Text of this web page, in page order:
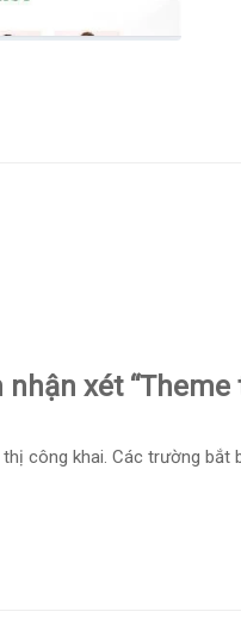
xét “Theme
công khai. Các trường bắt